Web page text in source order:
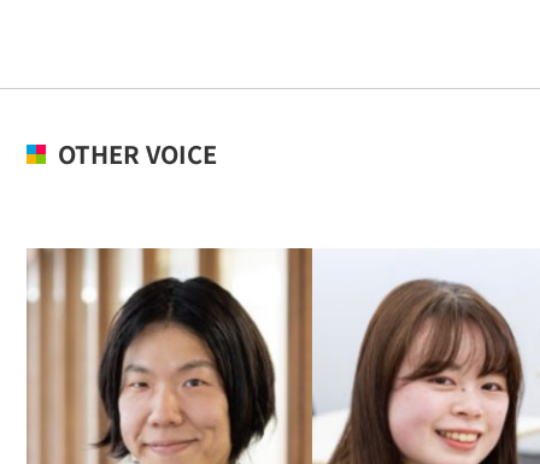
OTHER VOICE